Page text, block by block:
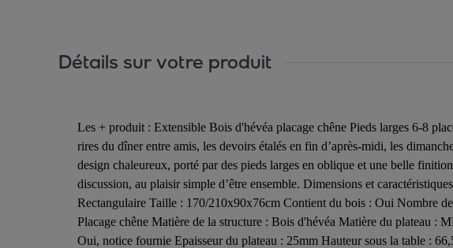
Détails sur votre produit
Les + produit : Extensible Bois d'hévéa placage chêne Pieds larges 6-8
rires du dîner entre amis, les devoirs étalés en fin d’après-midi, les
design chaleureux, porté par des pieds larges en oblique et une belle
discussion, au plaisir simple d’être ensemble. Dimensions et
Rectangulaire Taille : 170/210x90x76cm Contient du bois : Oui Nombre
Placage chêne Matière de la structure : Bois d'hévéa Matière du plateau :
Oui, notice fournie Epaisseur du plateau : 25mm Hauteur sous la table :